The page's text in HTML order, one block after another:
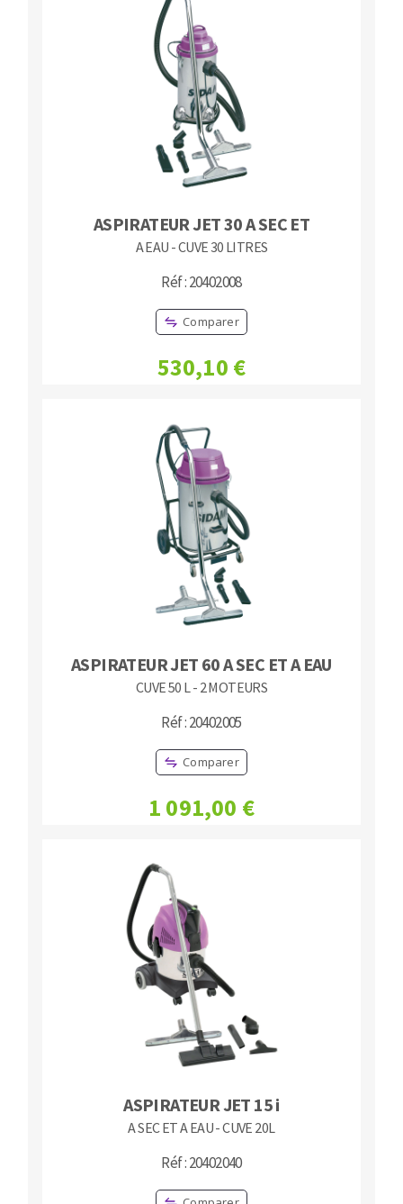
ASPIRATEUR JET 30 A SEC ET
A EAU - CUVE 30 LITRES
Réf : 20402008
Comparer
530,10 €
ASPIRATEUR JET 60 A SEC ET A EAU
CUVE 50 L - 2 MOTEURS
Réf : 20402005
Comparer
1 091,00 €
ASPIRATEUR JET 15 i
A SEC ET A EAU - CUVE 20L
Réf : 20402040